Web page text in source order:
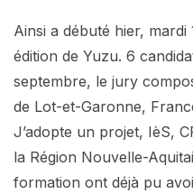
Ainsi a débuté hier,
édition de Yuzu. 6
septembre, le jury
de Lot-et-Garonne,
J’adopte un projet, IèS,
la Région Nouvelle-
formation ont déjà pu